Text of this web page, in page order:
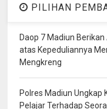
PILIHAN
Daop 7 Madiun
atas Kepeduliannya
Mengkreng
Polres Madiun Ungkap
Pelajar Terhadap